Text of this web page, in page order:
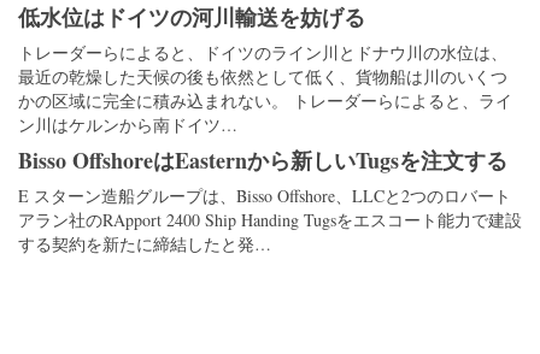
低水位はドイツの河川輸送を妨げる
トレーダーらによると、ドイツのライン川とドナウ川の水位は、
最近の乾燥した天候の後も依然として低く、貨物船は川のいくつ
かの区域に完全に積み込まれない。 トレーダーらによると、ライ
ン川はケルンから南ドイツ…
Bisso OffshoreはEasternから新しいTugsを注文する
E スターン造船グループは、Bisso Offshore、LLCと2つのロバート
アラン社のRApport 2400 Ship Handing Tugsをエスコート能力で建設
する契約を新たに締結したと発…